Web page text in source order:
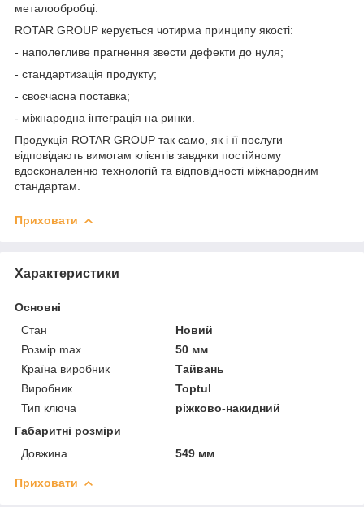
металообробці.
ROTAR GROUP керується чотирма принципу якості:
- наполегливе прагнення звести дефекти до нуля;
- стандартизація продукту;
- своєчасна поставка;
- міжнародна інтеграція на ринки.
Продукція ROTAR GROUP так само, як і її послуги
відповідають вимогам клієнтів завдяки постійному
вдосконаленню технологій та відповідності міжнародним
стандартам.
Приховати
Характеристики
Основні
Стан
Новий
Розмір max
50 мм
Країна виробник
Тайвань
Виробник
Toptul
Тип ключа
ріжково-накидний
Габаритні розміри
Довжина
549 мм
Приховати